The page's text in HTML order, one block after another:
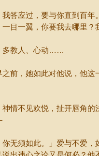
应过，要与你直到百年
一目一翼，你要我去哪里
教人、心动……
，她如此对他说，他这
不见欢悦，扯开唇角的
须如此。」爱与不爱，